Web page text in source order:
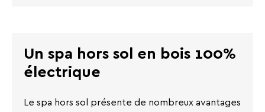
Un spa hors sol en bois 100%
électrique
Le spa hors sol présente de nombreux avantages